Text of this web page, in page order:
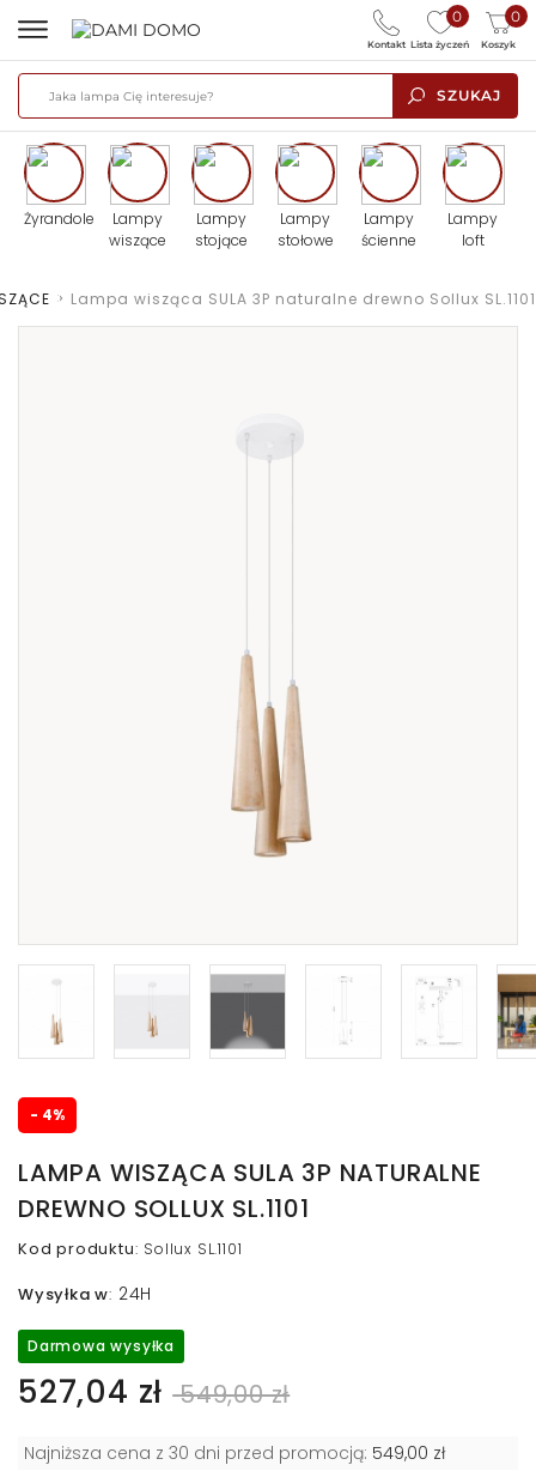
SZUKAJ
0
Lista życzeń
0
Koszyk
Kontakt
Żyrandole
Lampy
wiszące
Lampy
stojące
Lampy
stołowe
Lampy
ścienne
Lampy
loft
> Lampa wisząca SULA 3P naturalne drewno Sollux SL.1101
- 4%
LAMPA WISZĄCA SULA 3P NATURALNE
DREWNO SOLLUX SL.1101
Kod produktu: Sollux SL.1101
Wysyłka w: 24H
Darmowa wysyłka
527,04 zł 549,00 zł
Najniższa cena z 30 dni przed promocją: 549,00 zł